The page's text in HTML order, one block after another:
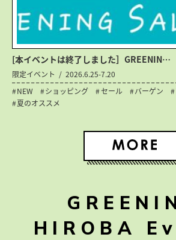
[本イベントは終了しました］GREENIN…
限定イベント
2026.6.25-7.20
NEW
ショッピング セール バーゲン
夏のオススメ
HIROBA